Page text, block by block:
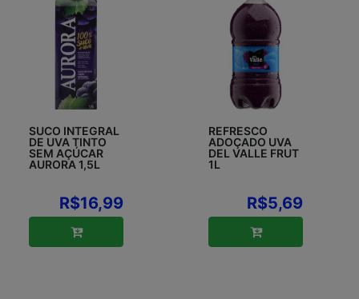
SUCO INTEGRAL
DE UVA TINTO
SEM AÇÚCAR
AURORA 1,5L
R$16,99
REFRESCO
ADOÇADO UVA
DEL VALLE FRUT
1L
R$5,69